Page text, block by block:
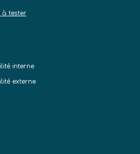
à tester
interne
externe